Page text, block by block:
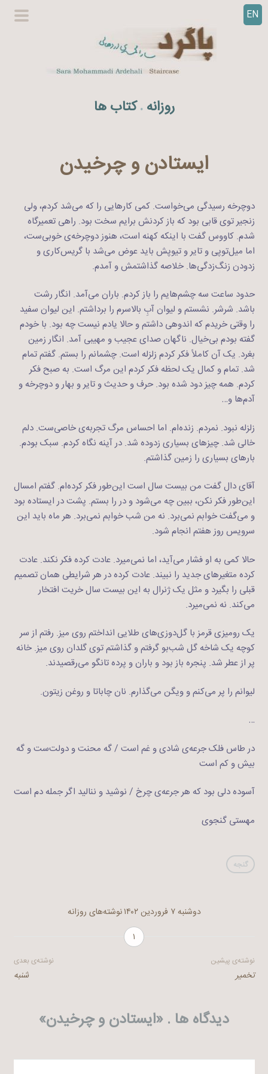
EN
روزانه . کتاب ها
ایستادن و چرخیدن
دوچرخه رسیدگی می‌خواست. کمی کارهایی را که می‌شد کردم، ولی
زنجیر توی قابی بود که باز کردنش برایم سخت بود. راهی تعمیرگاه
شدم. کاووس گفت با اینکه کهنه است، هنوز دوچرخه‌ی خوبی‌ست،
اما میل‌توپی و تایر و تیوپش باید عوض می‌شد با گریس‌کاری و
زدودن زنگ‌زدگی‌ها. خلاصه گذاشتمش و آمدم.
حدود ساعت سه چشم‌هایم را باز کردم. باران می‌آمد. انگار رشت
باشد. شرشر. نشستم و لیوان آبِ بالاسرم را برداشتم. این لیوان سفید
را وقتی خریدم که اندوهی داشتم و حالا یادم نیست چه بود. با خودم
گفته بودم بی‌خیال. ناگهان صدای عجیب و مهیبی آمد. انگار زمین
بغرد. یک آن کاملاً فکر کردم زلزله است. چشمانم را بستم. گفتم تمام
شد. تمام و کمال یک لحظه فکر کردم این مرگ است. به صبح فکر
کردم. همه چیز دود شده بود. حرف و حدیث و تایر و بهار و دوچرخه و
آدم‌ها و…
زلزله نبود. نمردم. زنده‌ام. اما احساس مرگ تجربه‌ی خاصی‌ست. دلم
خالی شد. چیزهای بسیاری زدوده شد. در آینه نگاه کردم. سبک بودم.
بارهای بسیاری را زمین گذاشتم.
آقای دال گفت من بیست سال است این‌طور فکر کرده‌ام. گفتم امسال
این‌طور فکر نکن، ببین چه می‌شود و در را بستم. پشت در ایستاده بود
و می‌گفت خوابم نمی‌برد. نه من شب خوابم نمی‌برد. هر ماه باید این
سرویس روز هفتم انجام شود.
حالا کمی به او فشار می‌آید، اما نمی‌میرد. عادت کرده فکر نکند. عادت
کرده متغیرهای جدید را نبیند. عادت کرده در هر شرایطی همان تصمیم
قبلی را بگیرد و مثل یک ژنرال به این بیست سال خریت افتخار
می‌کند. نه نمی‌میرد.
یک رومیزی قرمز با گل‌دوزی‌های طلایی انداختم روی میز. رفتم از سر
کوچه یک شاخه گل شب‌بو گرفتم و گذاشتم توی گلدان روی میز. خانه
پر از عطر شد. پنجره باز بود و باران و پرده تانگو می‌رقصیدند.
لیوانم را پر می‌کنم و ویگن می‌گذارم. نان چاباتا و روغن زیتون.
…
در طاس فلک جرعه‌ی شادی و غم است / گه محنت و دولت‌ست و گه
بیش و کم است
آسوده دلی بود که هر جرعه‌ی چرخ / نوشید و ننالید اگر جمله دم است
مهستی گنجوی
گنجه
دوشنبه ۷ فروردین ۱۴۰۲
نوشته‌های روزانه
۱
راهبری
نوشته
نوشته‌ی پیشین
تخمیر
نوشته‌ی بعدی
شنبه
دیدگاه ها . «ایستادن و چرخیدن»